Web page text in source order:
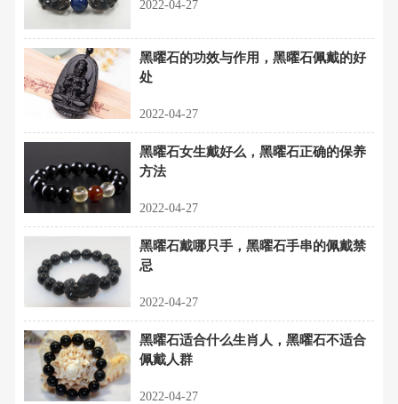
2022-04-27
黑曜石的功效与作用，黑曜石佩戴的好
处
2022-04-27
黑曜石女生戴好么，黑曜石正确的保养
方法
2022-04-27
黑曜石戴哪只手，黑曜石手串的佩戴禁
忌
2022-04-27
黑曜石适合什么生肖人，黑曜石不适合
佩戴人群
2022-04-27